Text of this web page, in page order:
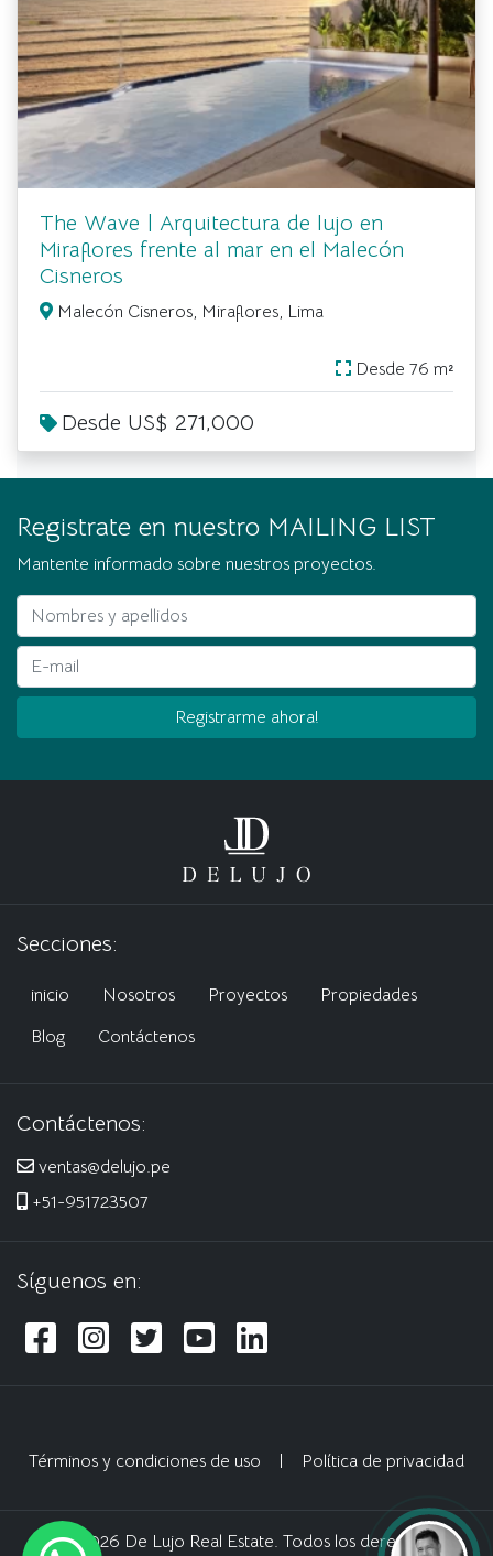
The Wave | Arquitectura de lujo en
Miraflores frente al mar en el Malecón
Cisneros
Malecón Cisneros, Miraflores, Lima
Desde 76 m²
Desde US$ 271,000
Registrate en nuestro MAILING LIST
Mantente informado sobre nuestros proyectos.
Nombres y apellidos
E-mail
Registrarme ahora!
Secciones:
inicio Nosotros Proyectos
Propiedades
Blog
Contáctenos
Contáctenos:
ventas@delujo.pe
+51-951723507
Síguenos en:
Términos y condiciones de uso Política de privacidad
© 2026 De Lujo Real Estate. Todos los derechos